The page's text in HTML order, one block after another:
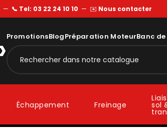
— 📞 Tel: 03 22 24 10 10 — ✉️ Nous contacter
PromotionsBlogPréparation MoteurBanc
Échappement Freinage sol